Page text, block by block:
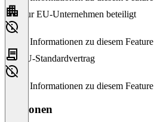
Nur EU-Unternehmen beteiligt
Keine Informationen zu diesem Feature
EU-Standardvertrag
Keine Informationen zu diesem Feature
Versionen